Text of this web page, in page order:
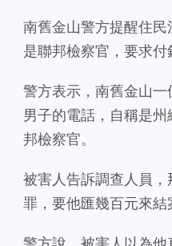
南舊金山警方提醒住
是聯邦檢察官，要求付
警方表示，南舊金山
男子的電話，自稱是
邦檢察官。
被害人告訴調查人員
罪，要他匯幾百元來結